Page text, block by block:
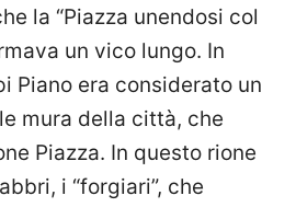
la “Piazza unendosi col
un vico lungo. In
Piano era considerato un
mura della città, che
Piazza. In questo rione
i “forgiari”, che